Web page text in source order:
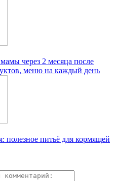
через 2 месяца после
меню на каждый день
полезное питьё для кормящей